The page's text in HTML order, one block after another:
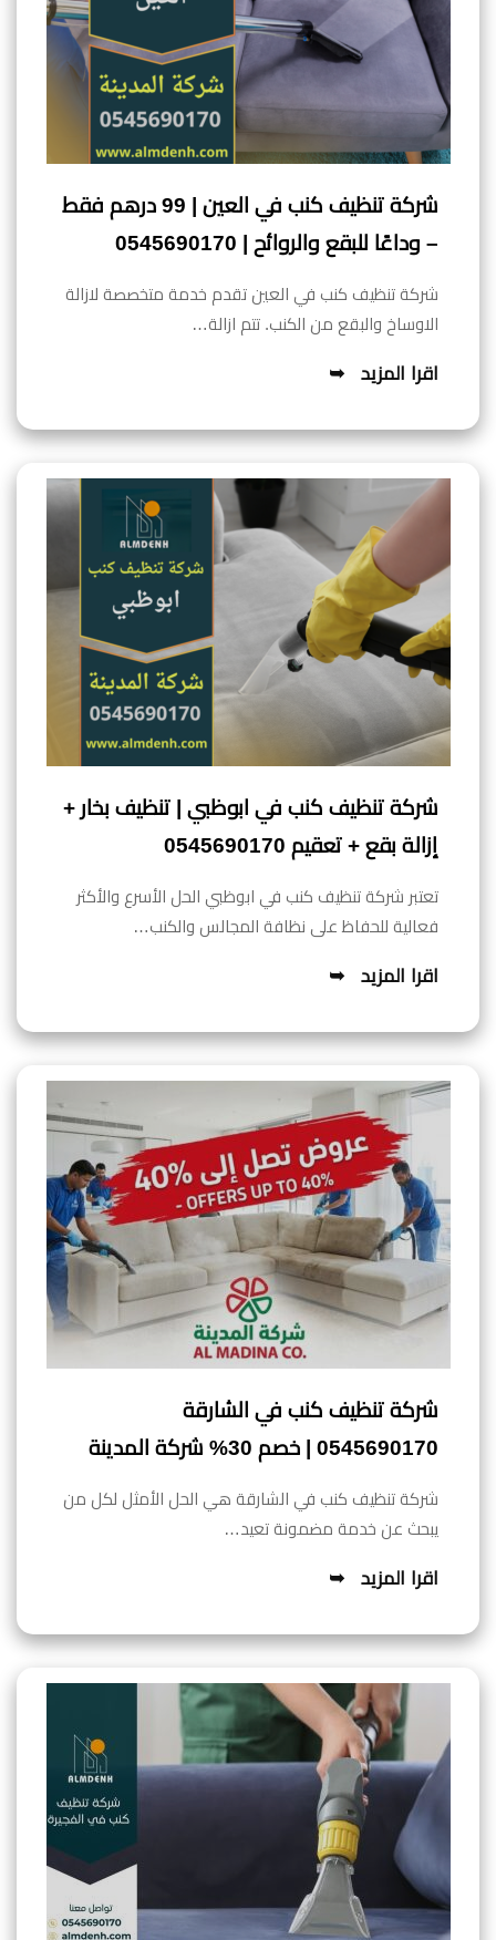
شركة تنظيف كنب في العين | 99 درهم فقط
– وداعًا للبقع والروائح | 0545690170
شركة تنظيف كنب في العين تقدم خدمة متخصصة لازالة
الاوساخ والبقع من الكنب. تتم ازالة…
اقرا المزيد
شركة تنظيف كنب في ابوظبي | تنظيف بخار +
إزالة بقع + تعقيم 0545690170
تعتبر شركة تنظيف كنب في ابوظبي الحل الأسرع والأكثر
فعالية للحفاظ على نظافة المجالس والكنب…
اقرا المزيد
شركة تنظيف كنب في الشارقة
0545690170 | خصم 30% شركة المدينة
شركة تنظيف كنب في الشارقة هي الحل الأمثل لكل من
يبحث عن خدمة مضمونة تعيد…
اقرا المزيد